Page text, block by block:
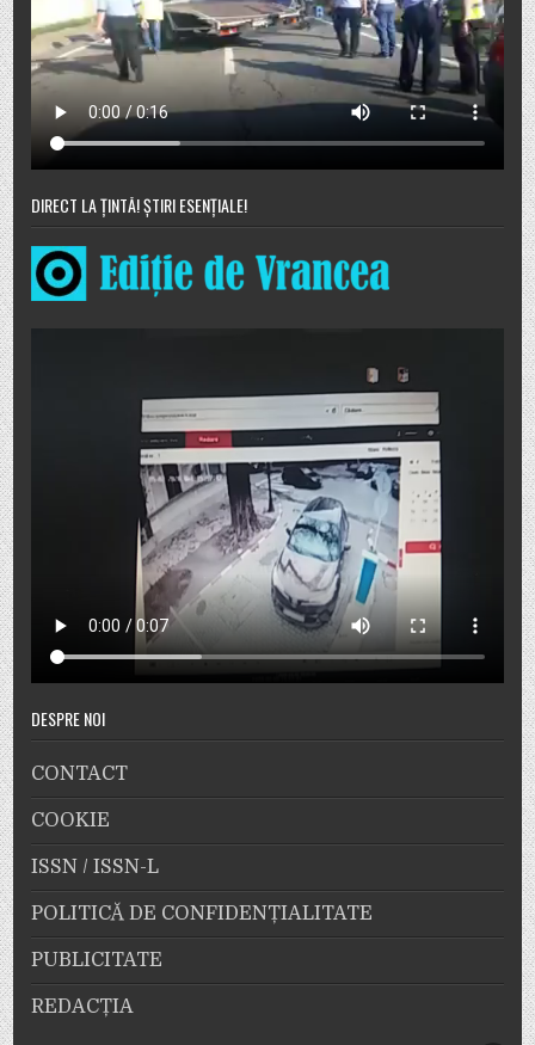
DIRECT LA ȚINTĂ! ȘTIRI ESENȚIALE!
DESPRE NOI
CONTACT
COOKIE
ISSN / ISSN-L
POLITICĂ DE CONFIDENȚIALITATE
PUBLICITATE
REDACȚIA